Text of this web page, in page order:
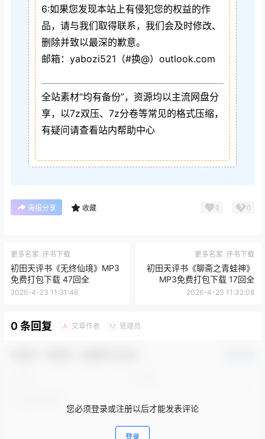
6:如果您发现本站上有侵犯您的权益的作
品，请与我们取得联系，我们会及时修改、
删除并致以最深的歉意。
邮箱：yabozi521（#换@）outlook.com
全站素材“均有备份”，资源均以主流网盘分
享，以7z双压、7z分卷等常见的格式压缩，
有疑问请查看站内帮助中心
海报分享 收藏 0 0
更多名家 评书下载
初田天评书《无终仙境》MP3
免费打包下载 47回全
2026-4-23 11:31:46
更多名家 评书下载
初田天评书《聊斋之青蛙神》
MP3免费打包下载 17回全
2026-4-23 11:32:08
0 条回复 A 文章作者 M 管理员
您必须登录或注册以后才能发表评论
登录